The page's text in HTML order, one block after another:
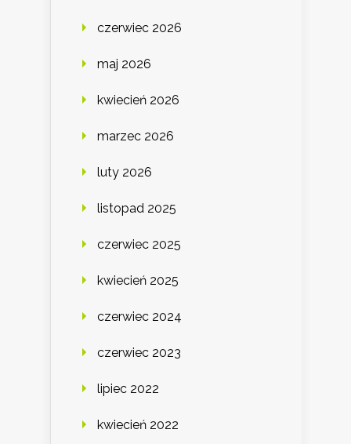
czerwiec 2026
maj 2026
kwiecień 2026
marzec 2026
luty 2026
listopad 2025
czerwiec 2025
kwiecień 2025
czerwiec 2024
czerwiec 2023
lipiec 2022
kwiecień 2022